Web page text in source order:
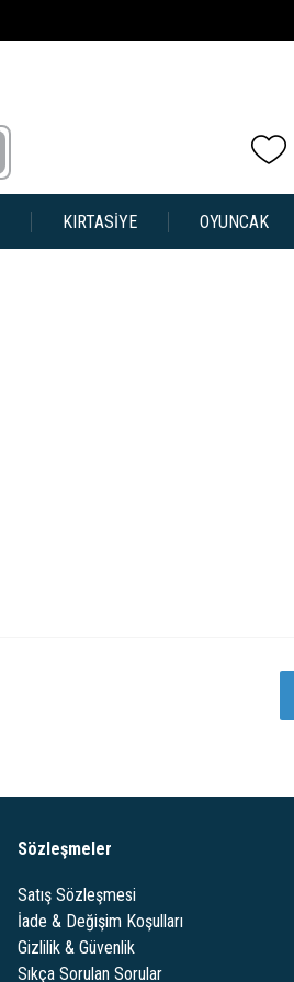
KIRTASİYE OYUNCAK
Sözleşmeler
Satış Sözleşmesi
İade & Değişim Koşulları
Gizlilik & Güvenlik
Sıkça Sorulan Sorular